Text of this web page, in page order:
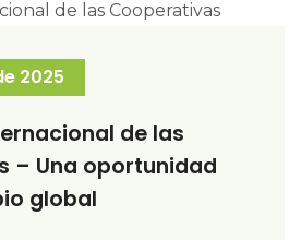
2025
de las
– Una oportunidad
global